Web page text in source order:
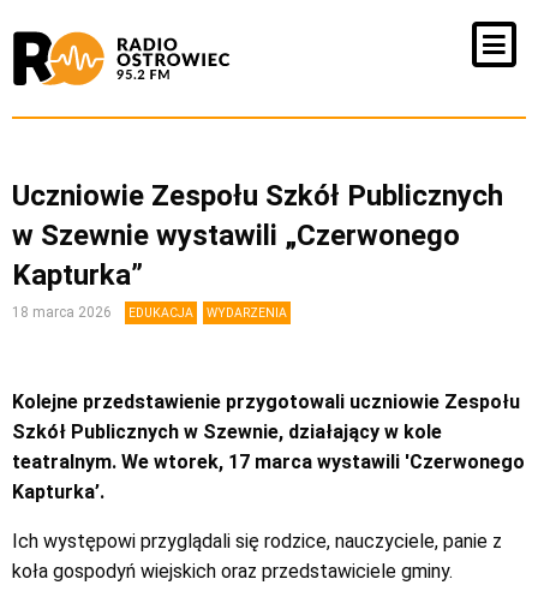
Uczniowie Zespołu Szkół Publicznych
w Szewnie wystawili „Czerwonego
Kapturka”
18 marca 2026 EDUKACJA WYDARZENIA
Kolejne przedstawienie przygotowali uczniowie Zespołu
Szkół Publicznych w Szewnie, działający w kole
teatralnym. We wtorek, 17 marca wystawili 'Czerwonego
Kapturka’.
Ich występowi przyglądali się rodzice, nauczyciele, panie z
koła gospodyń wiejskich oraz przedstawiciele gminy.